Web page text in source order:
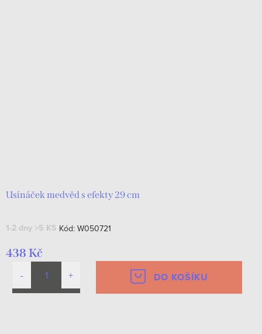
Usínáček medvěd s efekty 29 cm
1-2 dny >5 KS Kód: W050721
438 Kč
DO KOŠÍKU